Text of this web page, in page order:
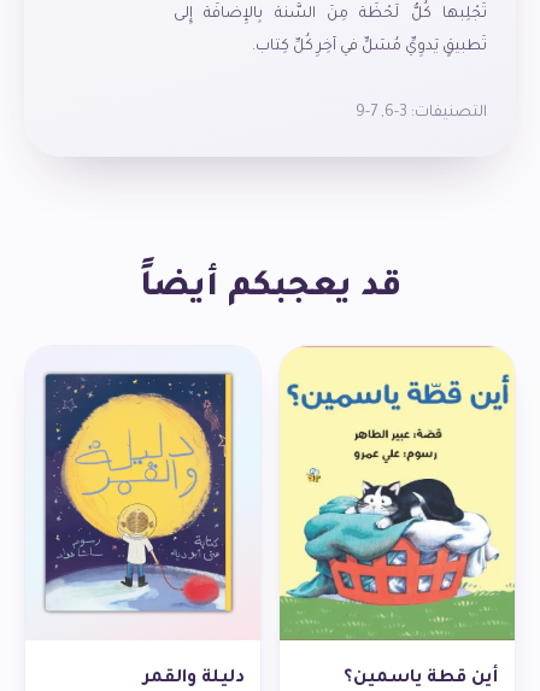
تَجْلِبها كُلُّ لَحْظَة مِنَ السَّنة بِالإِضافَة إِلى
تَطبيقٍ يَدوِيِّ مُسَلٍّ في آخِرِ كُلِّ كِتاب.
– مُلاحَظَةِ التَّغَيُّراتِ في الطَّبيعَة
– اِكْتِشافِ عالَمِ الحَيوان
التصنيفات: 3-6
,
7-9
قد يعجبكم أيضاً
أين قطة ياسمين؟ دليلة والقمر